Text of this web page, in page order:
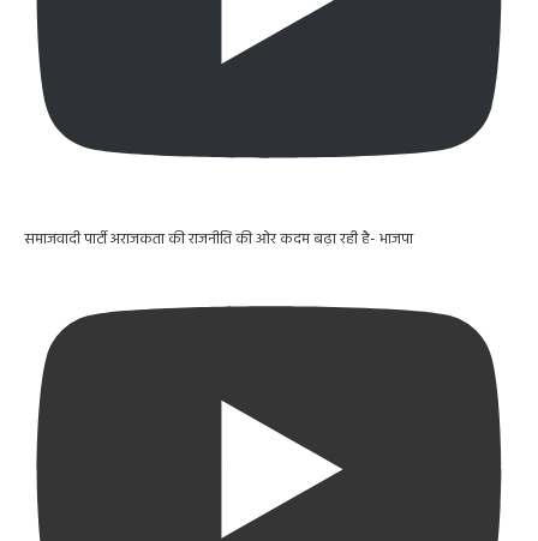
समाजवादी पार्टी अराजकता की राजनीति की ओर कदम बढ़ा रही है- भाजपा